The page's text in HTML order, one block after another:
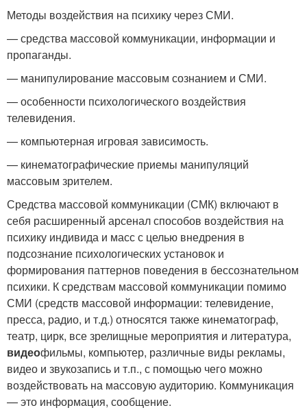
Методы воздействия на психику через СМИ.
— средства массовой коммуникации, информации и
пропаганды.
— манипулирование массовым сознанием и СМИ.
— особенности психологического воздействия
телевидения.
— компьютерная игровая зависимость.
— кинематографические приемы манипуляций
массовым зрителем.
Средства массовой коммуникации (СМК) включают в
себя расширенный арсенал способов воздействия на
психику индивида и масс с целью внедрения в
подсознание психологических установок и
формирования паттернов поведения в бессознательном
психики. К средствам массовой коммуникации помимо
СМИ (средств массовой информации: телевидение,
пресса, радио, и т.д.) относятся также кинематограф,
театр, цирк, все зрелищные мероприятия и литература,
видеофильмы, компьютер, различные виды рекламы,
видео и звукозапись и т.п., с помощью чего можно
воздействовать на массовую аудиторию. Коммуникация
— это информация, сообщение.